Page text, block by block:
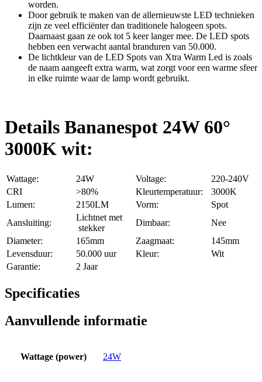
worden.
Door gebruik te maken van de allernieuwste LED technieken
zijn ze veel efficiënter dan traditionele halogeen spots.
Daarnaast gaan ze ook tot 5 keer langer mee. De LED spots
hebben een verwacht aantal branduren van 50.000.
De lichtkleur van de LED Spots van Xtra Warm Led is zoals
de naam aangeeft extra warm, wat zorgt voor een warme sfeer
in elke ruimte waar de lamp wordt gebruikt.
Details Bananespot 24W 60°
3000K wit:
Wattage: 24W Voltage:
220-240V
CRI
>80% Kleurtemperatuur:
3000K
Lumen:
2150LM Vorm:
Spot
Aansluiting:
Lichtnet met
stekker
Dimbaar:
Nee
Diameter:
165mm Zaagmaat:
145mm
Levensduur:
50.000 uur Kleur:
Wit
Garantie:
2 Jaar
Specificaties
Aanvullende informatie
Wattage (power) 24W